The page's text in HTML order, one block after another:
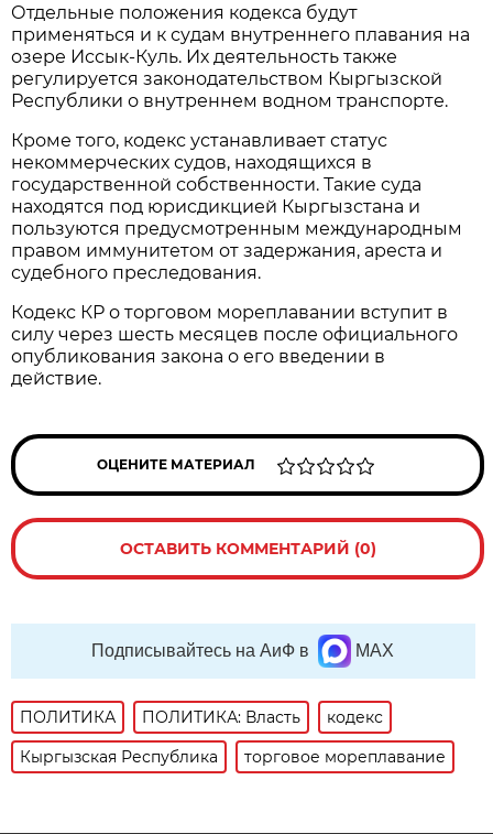
Отдельные положения кодекса будут
применяться и к судам внутреннего плавания на
озере Иссык-Куль. Их деятельность также
регулируется законодательством Кыргызской
Республики о внутреннем водном транспорте.
Кроме того, кодекс устанавливает статус
некоммерческих судов, находящихся в
государственной собственности. Такие суда
находятся под юрисдикцией Кыргызстана и
пользуются предусмотренным международным
правом иммунитетом от задержания, ареста и
судебного преследования.
Кодекс КР о торговом мореплавании вступит в
силу через шесть месяцев после официального
опубликования закона о его введении в
действие.
ОЦЕНИТЕ МАТЕРИАЛ
ОСТАВИТЬ КОММЕНТАРИЙ (0)
Подписывайтесь на АиФ в MAX
ПОЛИТИКА ПОЛИТИКА: Власть
кодекс
Кыргызская Республика
торговое мореплавание